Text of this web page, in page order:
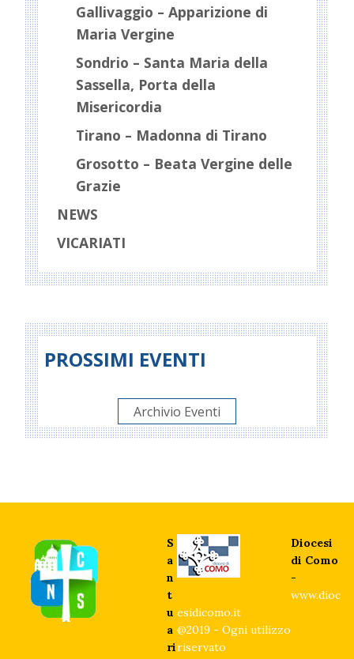
Gallivaggio – Apparizione di
Maria Vergine
Sondrio – Santa Maria della
Sassella, Porta della
Misericordia
Tirano – Madonna di Tirano
Grosotto – Beata Vergine delle
Grazie
NEWS
VICARIATI
PROSSIMI EVENTI
Archivio Eventi
S
a
n
t
u
a
ri
Diocesi
di Como
-
www.dioc
esidicomo.it
@2019 - Ogni utilizzo
riservato